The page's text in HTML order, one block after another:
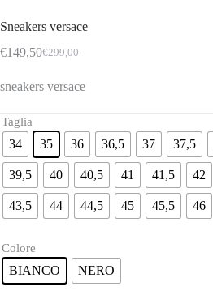
Sneakers versace
€299,00
Il
originale
€149,50Il
attuale
sneakers versace
Taglia
34 35 36 36,5 37 37,5
39,5 40 40,5 41 41,5 42
43,5 44 44,5 45 45,5 46
Colore
BIANCO NERO